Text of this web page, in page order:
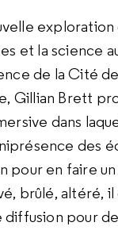
exploration
et la science
de la Cité
Gillian Brett
dans
des
pour en faire
brûlé, altéré, il
diffusion pour